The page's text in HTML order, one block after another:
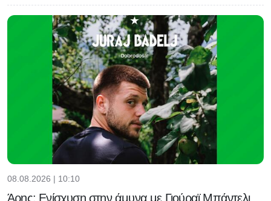
08.08.2026 | 10:10
Άρης: Ενίσχυση στην άμυνα με Γιούραϊ Μπάντελι